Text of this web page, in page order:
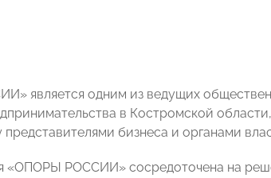
является одним из ведущих
в Костромской
бизнеса и органами
«ОПОРЫ РОССИИ» сосредоточена на